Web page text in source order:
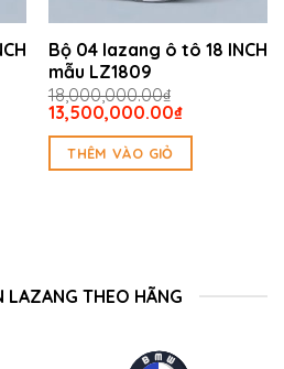
Bộ 04 lazang ô tô 18 INCH
mẫu LZ1809
18,000,000.00₫
Giá
gốc
18,000,000.00₫.
13,500,000.00₫Giá
là:
THÊM VÀO GIỎ
LAZANG THEO HÃNG